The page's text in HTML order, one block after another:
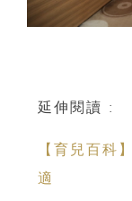
延伸閱讀 :
【育兒百科
適